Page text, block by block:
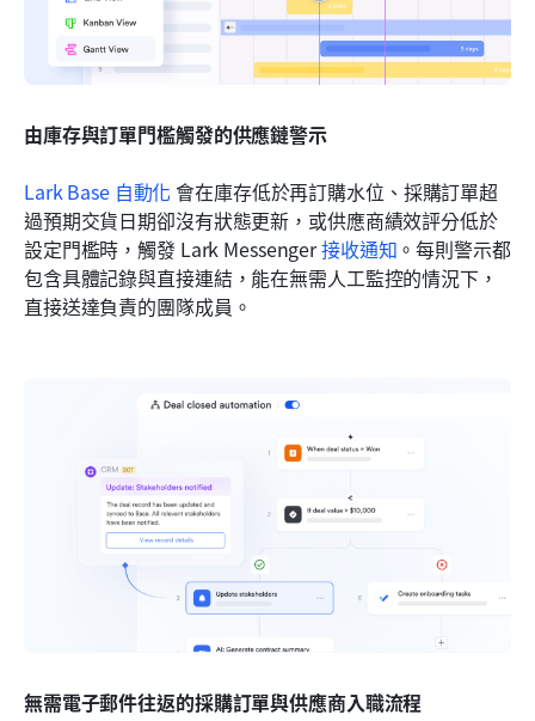
由庫存與訂單門檻觸發的供應鏈警示
Lark Base 自動化 會在庫存低於再訂購水位、採購訂單超
過預期交貨日期卻沒有狀態更新，或供應商績效評分低於
設定門檻時，觸發 Lark Messenger 接收通知 。每則警示都
包含具體記錄與直接連結，能在無需人工監控的情況下，
直接送達負責的團隊成員。
無需電子郵件往返的採購訂單與供應商入職流程